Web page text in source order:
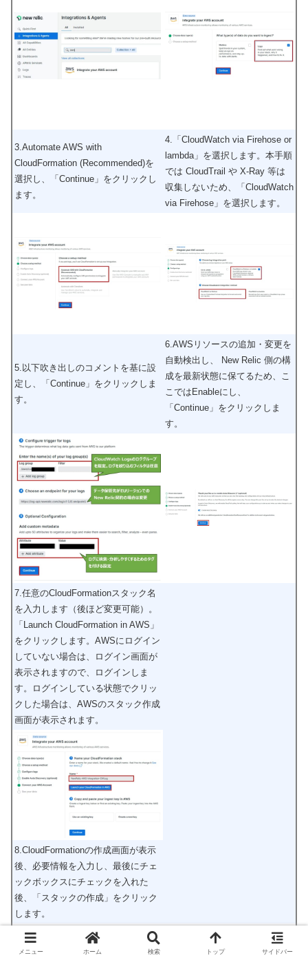
3.Automate AWS with
CloudFormation (Recommended)を
選択し、「Continue」をクリックし
ます。
4.「CloudWatch via Firehose or
lambda」を選択します。本手順
では CloudTrail や X-Ray 等は
収集しないため、「CloudWatch
via Firehose」を選択します。
5.以下吹き出しのコメントを基に設
定し、「Continue」をクリックしま
す。
6.AWSリソースの追加・変更を
自動検出し、 New Relic 側の構
成を最新状態に保てるため、こ
こではEnableにし、
「Continue」をクリックしま
す。
7.任意のCloudFormationスタック名
を入力します（後ほど変更可能）。
「Launch CloudFormation in AWS」
をクリックします。AWSにログイン
していない場合は、ログイン画面が
表示されますので、ログインしま
す。ログインしている状態でクリッ
クした場合は、AWSのスタック作成
画面が表示されます。
8.CloudFormationの作成画面が表示
後、必要情報を入力し、最後にチェ
ックボックスにチェックを入れた
後、「スタックの作成」をクリック
します。
メニュー ホーム 検索 トップ サイドバー